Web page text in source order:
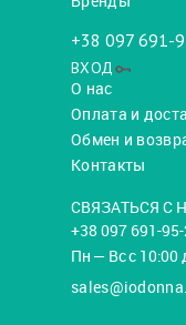
+38 097 691-
ВХОД
О нас
Оплата и
Обмен и
Контакты
СВЯЗАТЬСЯ С
+38 097 691-
Пн — Вс с 10:00